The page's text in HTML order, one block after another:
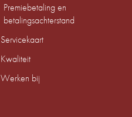
Premiebetaling en
betalingsachterstand
Servicekaart
Kwaliteit
Werken bij